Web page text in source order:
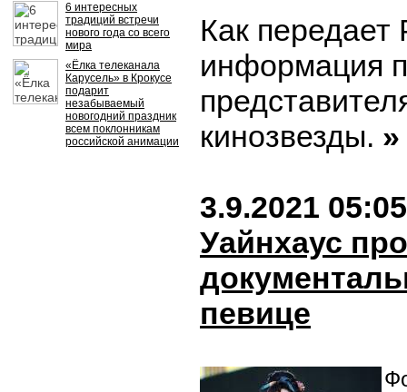
6 интересных
традиций встречи
нового года со всего
мира
«Ёлка телеканала
Карусель» в Крокусе
подарит
незабываемый
новогодний праздник
всем поклонникам
российской анимации
Как передает
информация
кинозвезды. »
3.9.2021 05:05
Уайнхаус
певице